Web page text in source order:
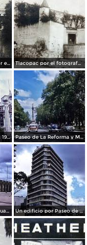
La presa de Tizapan por el fotografo Fernando Kososky. ( Circulada el 22 de Diembre de 1910 ). Tlacopac por el fotografo Hugo Brehme.
Iglesia de la profesa (c. 1950) Paseo de La Reforma y Mto a La Independencia 1950
El atrio de la Villa de Guadalupe 1950. Un edificio por Paseo de La Reforma 1950